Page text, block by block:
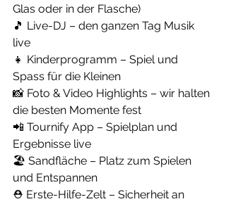
Glas oder in der Flasche)
🎵 Live-DJ – den ganzen Tag Musik
live
👧 Kinderprogramm – Spiel und
Spass für die Kleinen
📸 Foto & Video Highlights – wir halten
die besten Momente fest
📲 Tournify App – Spielplan und
Ergebnisse live
🏖 Sandfläche – Platz zum Spielen
und Entspannen
⛑ Erste-Hilfe-Zelt – Sicherheit an